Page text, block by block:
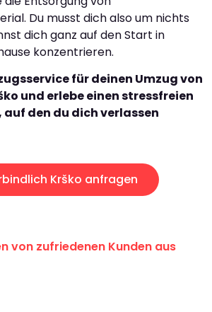
Du musst dich also um nichts
dich ganz auf den Start in
konzentrieren.
für deinen Umzug von
und erlebe einen stressfreien
den du dich verlassen
Krško anfragen
von zufriedenen Kunden aus